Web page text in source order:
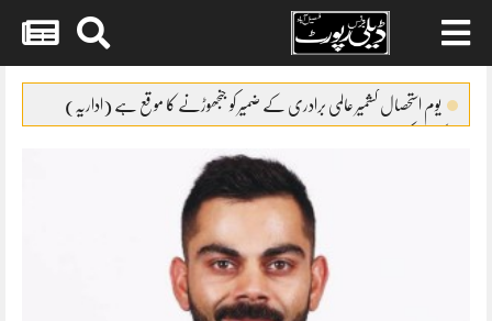
contentیوم استحصال کشمیر عالمی برادری کے ضمیر کو جنجھوڑنے کا موقع ہے (اداریہ)
سوشل میڈیا کا غلط استعمال کرنیوالوں کے گرد گھیرا تنگ
پاپڑوں کی جعلی پیکنگ پر فیکٹری مالکان کیخلاف مقدمہ درج